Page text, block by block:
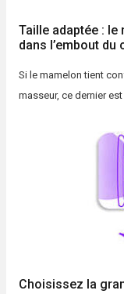
Taille adaptée :
dans l’embout
Si le mamelon tient
masseur, ce dernier
Choisissez la